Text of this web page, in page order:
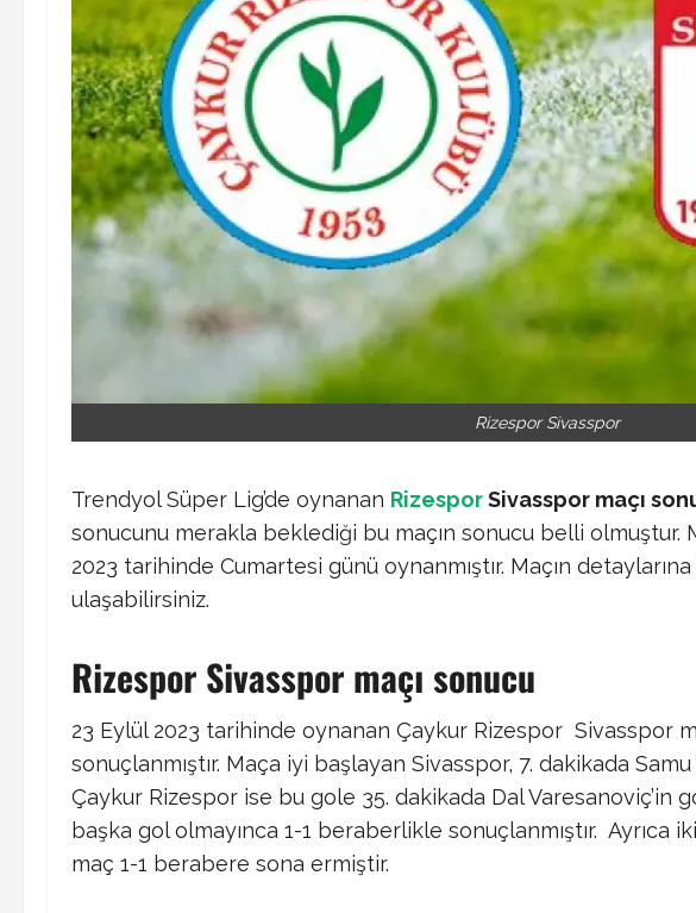
Rizespor Sivasspor
Trendyol Süper Lig’de oynanan RizesporSivasspor maçı
sonucunu merakla beklediği bu maçın sonucu belli olmuştur.
2023 tarihinde Cumartesi günü oynanmıştır. Maçın
ulaşabilirsiniz.
Rizespor Sivasspor maçı sonucu
23 Eylül 2023 tarihinde oynanan Çaykur Rizespor Sivasspor
sonuçlanmıştır. Maça iyi başlayan Sivasspor, 7. dakikada
Çaykur Rizespor ise bu gole 35. dakikada Dal Varesanoviç’in
başka gol olmayınca 1-1 beraberlikle sonuçlanmıştır. Ayrıca
maç 1-1 berabere sona ermiştir.